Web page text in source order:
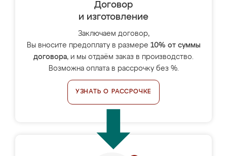
Договор
и изготовление
Заключаем договор,
Вы вносите предоплату в размере 10% от суммы
договора, и мы отдаём заказ в производство.
Возможна оплата в рассрочку без %.
УЗНАТЬ О РАССРОЧКЕ